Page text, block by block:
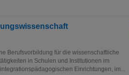
Berufsvorbildung für die wissenschaftliche
in Schulen und Institutionen im
Einrichtungen, im...